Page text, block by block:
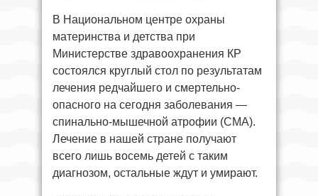
В Национальном центре охраны
материнства и детства при
Министерстве здравоохранения КР
состоялся круглый стол по результатам
лечения редчайшего и смертельно-
опасного на сегодня заболевания —
спинально-мышечной атрофии (СМА).
Лечение в нашей стране получают
всего лишь восемь детей с таким
диагнозом, остальные ждут и умирают.